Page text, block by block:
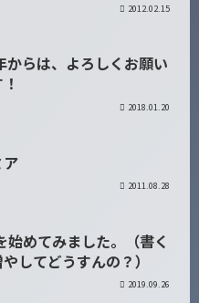
2012.02.15
からは、よろしくお願い
2018.01.20
ア
2011.08.28
めてみました。（書く
してどうすんの？）
2019.09.26